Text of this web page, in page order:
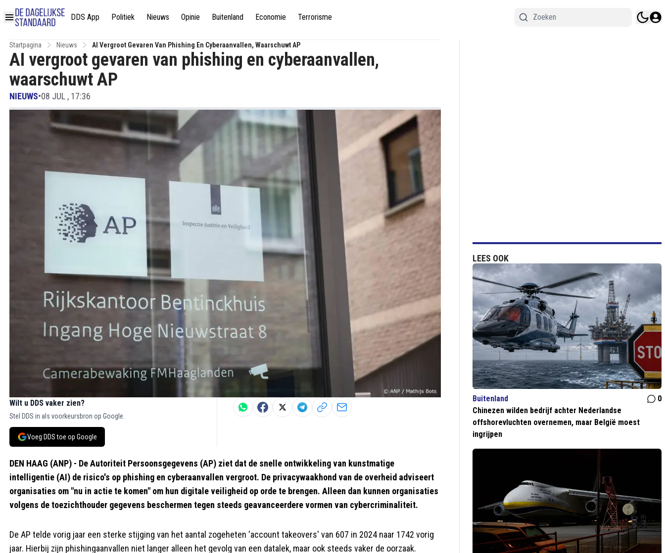
DDS App Politiek Nieuws Opinie Buitenland Economie Terrorisme
Startpagina Nieuws AI Vergroot Gevaren Van Phishing En Cyberaanvallen, Waarschuwt AP
AI vergroot gevaren van phishing en cyberaanvallen,
waarschuwt AP
NIEUWS•08 JUL , 17:36
Wilt u DDS vaker zien?
Stel DDS in als voorkeursbron op Google.
Voeg DDS toe op Google
DEN HAAG (ANP) - De Autoriteit Persoonsgegevens (AP) ziet dat de snelle ontwikkeling van kunstmatige
intelligentie (AI) de risico's op phishing en cyberaanvallen vergroot. De privacywaakhond van de overheid adviseert
organisaties om "nu in actie te komen" om hun digitale veiligheid op orde te brengen. Alleen dan kunnen organisaties
volgens de toezichthouder gegevens beschermen tegen steeds geavanceerdere vormen van cybercriminaliteit.
De AP telde vorig jaar een sterke stijging van het aantal zogeheten 'account takeovers' van 607 in 2024 naar 1742 vorig
jaar. Hierbij zijn phishingaanvallen niet langer alleen het gevolg van een datalek, maar ook steeds vaker de oorzaak.
LEES OOK
Buitenland
0
Chinezen wilden bedrijf achter Nederlandse
offshorevluchten overnemen, maar België moest
ingrijpen